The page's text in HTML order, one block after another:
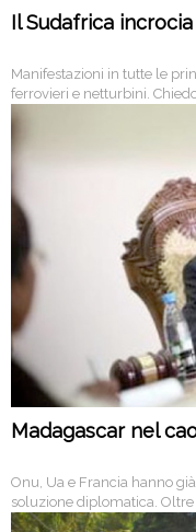
Il Sudafrica
Manifestazioni in tutte le
ferrovieri e netturbini.
all’inflazione, causato dalla
Madagascar nel
Onu, Ua e Francia hanno
soluzione diplomatica.
contro il governo. E